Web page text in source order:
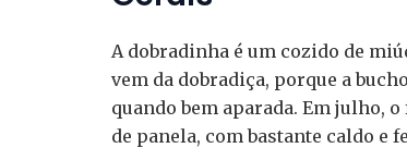
A dobradinha é um cozido de
vem da dobradiça, porque a
quando bem aparada. Em julho,
de panela, com bastante caldo e